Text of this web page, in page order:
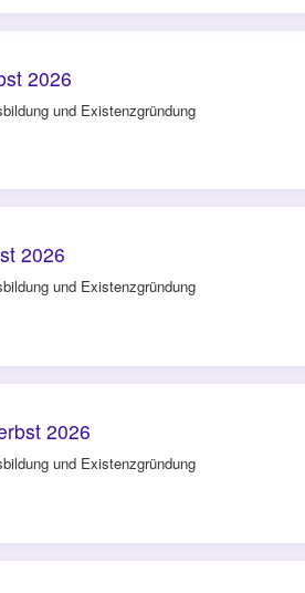
2026
und Existenzgründung
2026
und Existenzgründung
2026
und Existenzgründung